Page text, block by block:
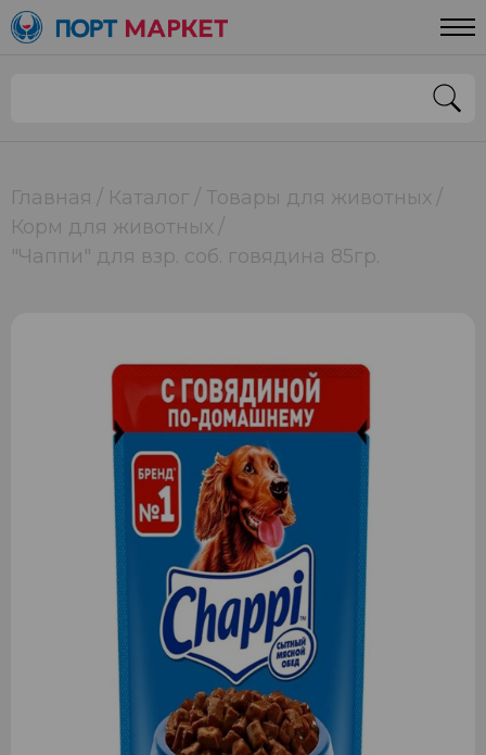
Главная Каталог
Товары для животных
Корм для животных
"Чаппи" для взр. соб. говядина 85гр.